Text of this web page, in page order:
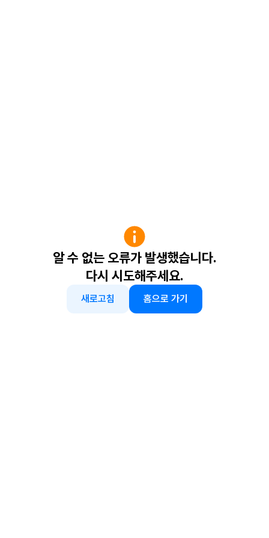
알 수 없는 오류가 발생했습니다.
다시 시도해주세요.
새로고침 홈으로 가기